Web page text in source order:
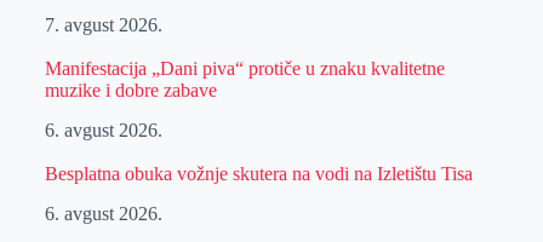
7. avgust 2026.
Manifestacija „Dani piva“ protiče u znaku kvalitetne
muzike i dobre zabave
6. avgust 2026.
Besplatna obuka vožnje skutera na vodi na Izletištu Tisa
6. avgust 2026.